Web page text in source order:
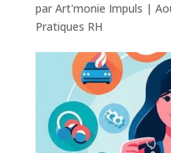
par Art'monie Impuls |
Pratiques RH